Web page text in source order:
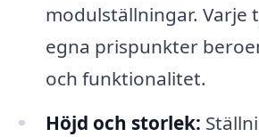
modulställningar. Varje
egna prispunkter
och funktionalitet.
Höjd och storlek: